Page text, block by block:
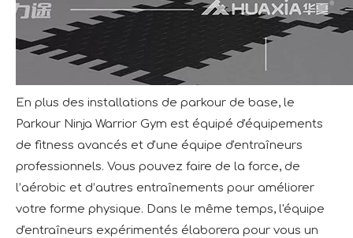
En plus des installations de parkour de base, le
Parkour Ninja Warrior Gym est équipé d'équipements
de fitness avancés et d'une équipe d'entraîneurs
professionnels. Vous pouvez faire de la force, de
l’aérobic et d’autres entraînements pour améliorer
votre forme physique. Dans le même temps, l'équipe
d'entraîneurs expérimentés élaborera pour vous un